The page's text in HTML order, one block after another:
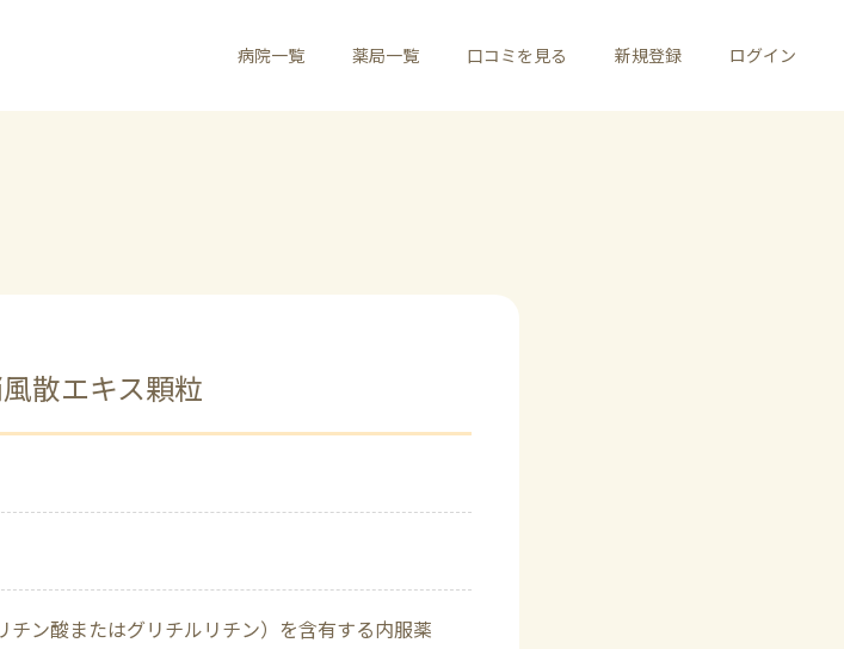
病院一覧 薬局一覧 口コミを見る 新規登録 ログイン
散エキス顆粒
チン酸またはグリチルリチン）を含有する内服薬